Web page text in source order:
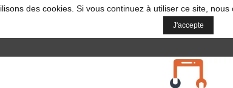
des cookies. Si vous continuez à utiliser ce site,
J'accepte